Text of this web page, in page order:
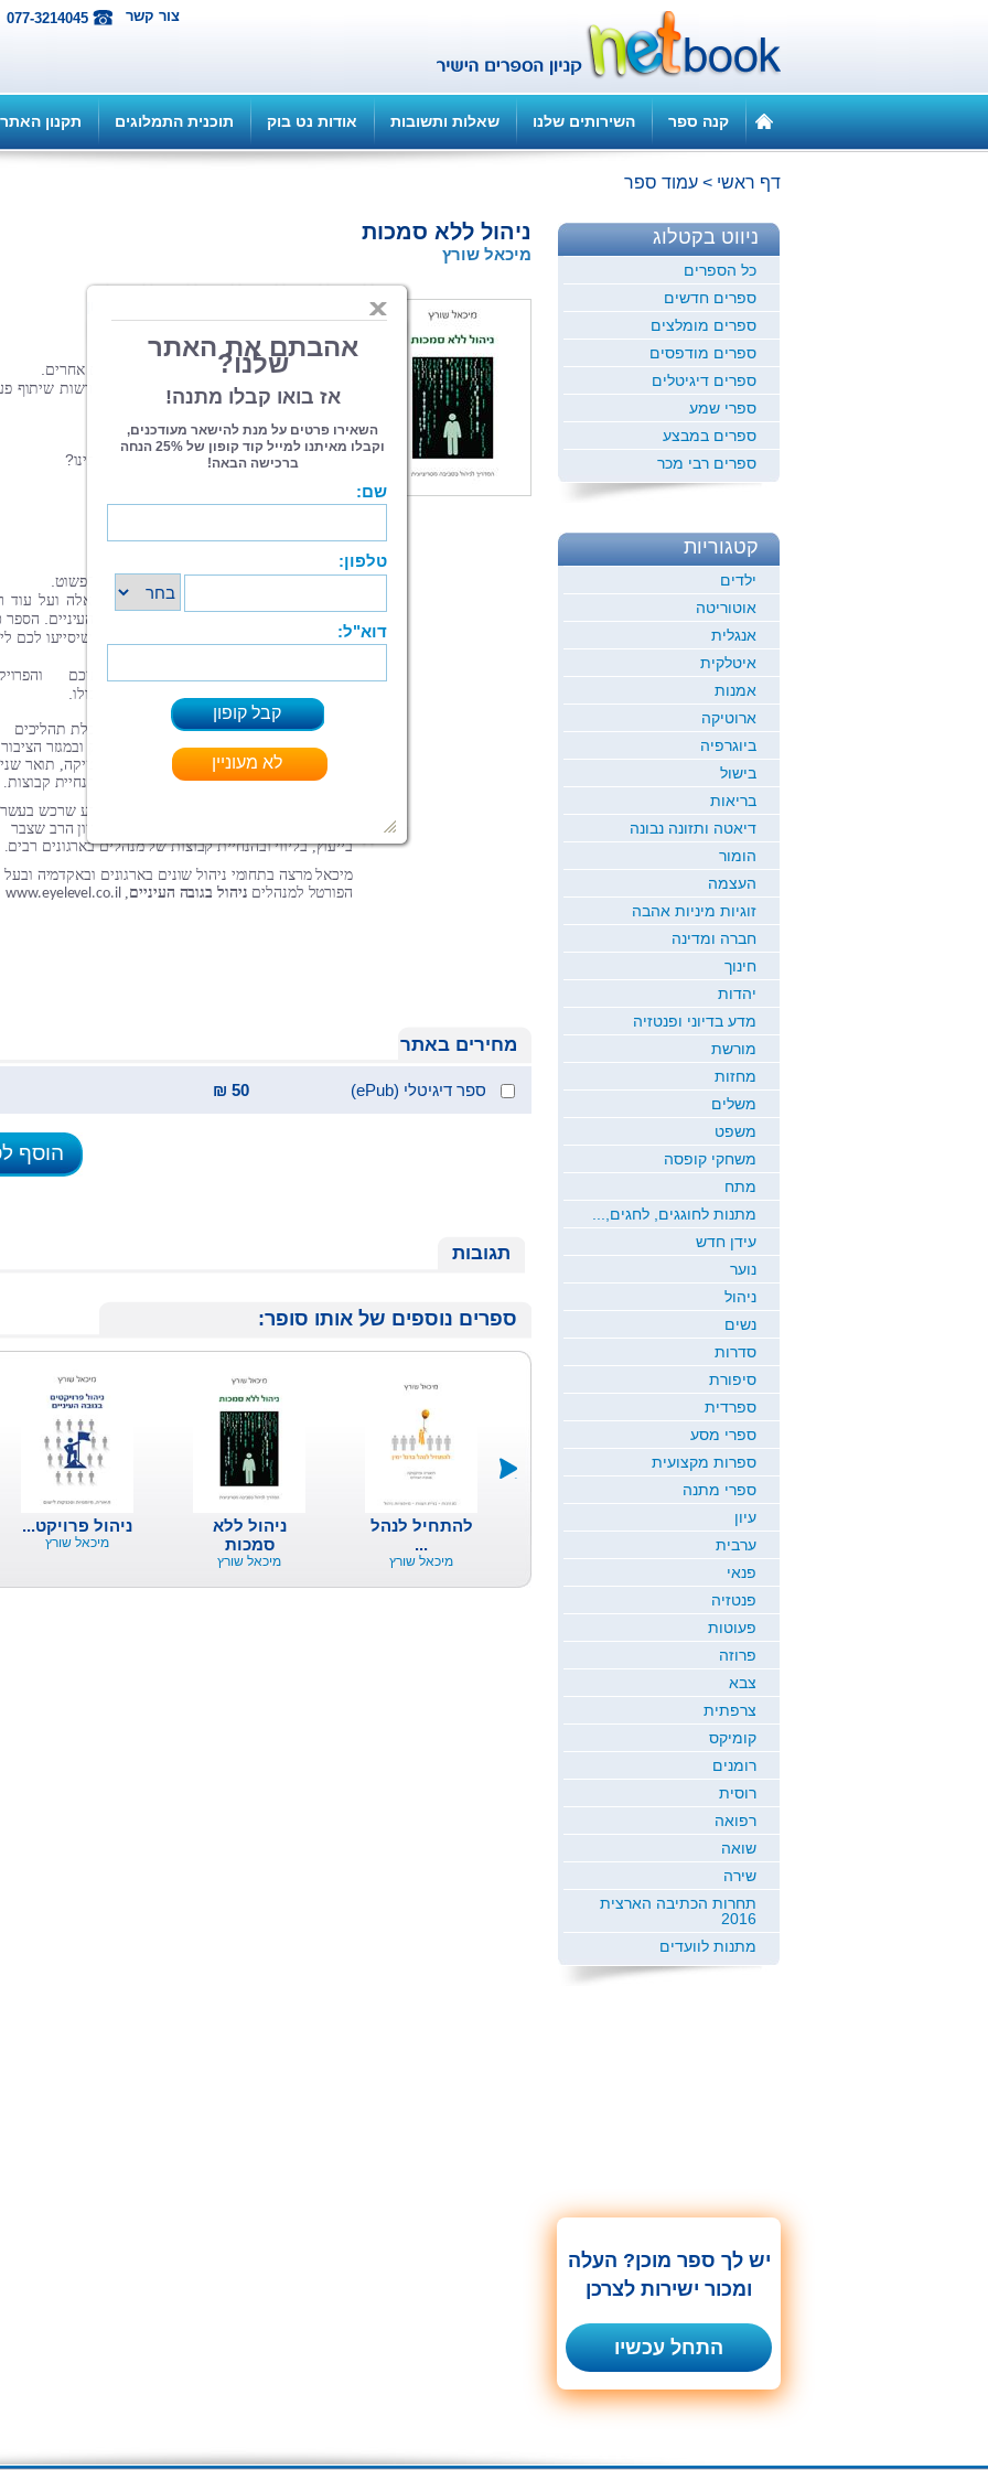
077-3214045 צור קשר
קנה ספר השירותים שלנו שאלות ותשובות אודות נט בוק תוכנית התמלוגים תקנון האתר
דף ראשי > עמוד ספר
ניהול ללא סמכות
מיכאל שורץ
להצליח בחיים צריך אחרים
גם בארגון,המנהל מטיל עלינו משימות שדורשות שיתוף
עם עמיתינו.
אנחנו תלויים בהם אך איננו מנהלים אותם
אלו כלים יש לנו כדי עמיתינו?
הלא־פשוט.
עונה על שאלות אלה ועל עוד
העיניים הספר
דוגמאות
שיסייעו לכם
משימותיכם
שבאחריותכם ואלה יובילו להצלחת כולו.
זה למעלה מ־20 שנה מיכאל שורץ עוסק בהובלת תהליכים
ארגוניים ובפיתוח מנהלים בתעשייה, בהיי-טק ובמגזר
הוא בעל תואר ראשון במדעי המחשב ובמתמטיקה, תואר שני
במנהל עסקים ובוגר תוכניות לאימון אישי ולהנחיית קבוצות.
בשלושת ספריו משתף המחבר את הקורא בידע שרכש
שנות ניהול בסביבות ארגוניות מורכבות ובניסיון הרב שצבר
בייעוץ, בליווי ובהנחיית קבוצות של מנהלים בארגונים רבים.
מיכאל מרצה בתחומי ניהול שונים בארגונים ובאקדמיה ובעל
הפורטל למנהלים ניהול בגובה העיניים,
www.eyelevel.co.il
מחירים באתר
ספר דיגיטלי (ePub) 50 ₪
הוסף
תגובות
ספרים נוספים של אותו סופר:
ניהול פרויקט...
מיכאל שורץ
ניהול ללא
סמכות
מיכאל שורץ
להתחיל לנהל
...
מיכאל שורץ
ניווט בקטלוג
כל הספרים
ספרים חדשים
ספרים מומלצים
ספרים מודפסים
ספרים דיגיטלים
ספרי שמע
ספרים במבצע
ספרים רבי מכר
קטגוריות
ילדים
אוטוריטה
אנגלית
איטלקית
אמנות
ארוטיקה
ביוגרפיה
בישול
בריאות
דיאטה ותזונה נבונה
הומור
העצמה
זוגיות מיניות אהבה
חברה ומדינה
חינוך
יהדות
מדע בדיוני ופנטזיה
מורשת
מחזות
משלים
משפט
משחקי קופסה
מתח
מתנות לחוגגים, לחגים,...
עידן חדש
נוער
ניהול
נשים
סדרות
סיפורת
ספרדית
ספרי מסע
ספרות מקצועית
ספרי מתנה
עיון
ערבית
פנאי
פנטזיה
פעוטות
פרוזה
צבא
צרפתית
קומיקס
רומנים
רוסית
רפואה
שואה
שירה
תחרות הכתיבה הארצית
2016
מתנות לוועדים
יש לך ספר מוכן? העלה
ומכור ישירות לצרכן
התחל עכשיו